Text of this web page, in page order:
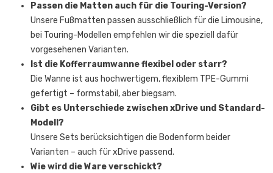
Passen die Matten auch für die Touring-Version?
Unsere Fußmatten passen ausschließlich für die Limousine,
bei Touring-Modellen empfehlen wir die speziell dafür
vorgesehenen Varianten.
Ist die Kofferraumwanne flexibel oder starr?
Die Wanne ist aus hochwertigem, flexiblem TPE-Gummi
gefertigt – formstabil, aber biegsam.
Gibt es Unterschiede zwischen xDrive und Standard-
Modell?
Unsere Sets berücksichtigen die Bodenform beider
Varianten – auch für xDrive passend.
Wie wird die Ware verschickt?